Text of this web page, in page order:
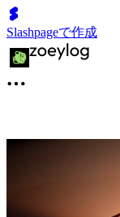
Slashpageで作成